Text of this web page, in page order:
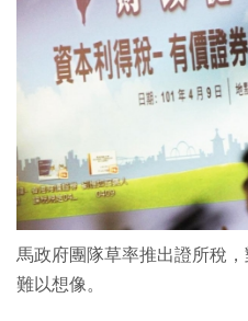
馬政府團隊草率推出證所稅
難以想像。